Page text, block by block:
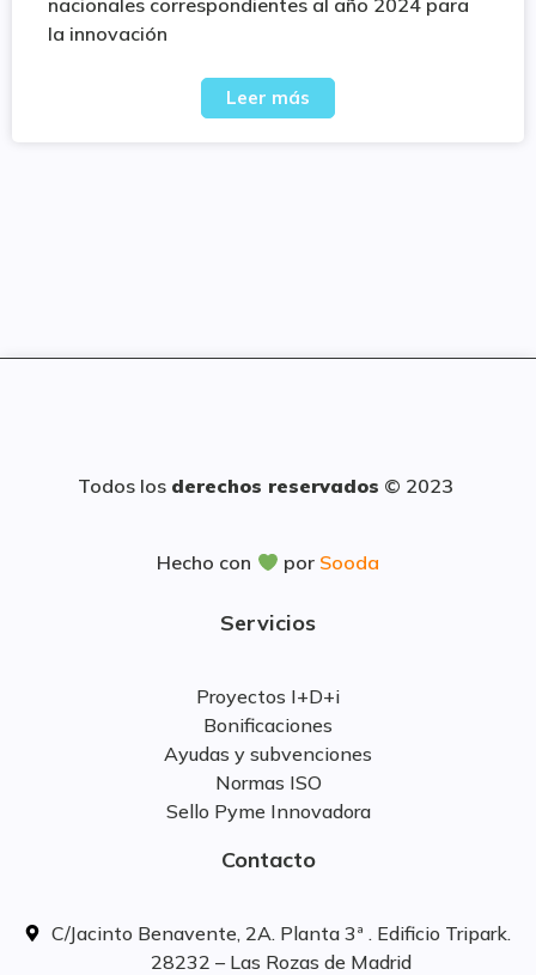
nacionales correspondientes al año 2024 para
la innovación
Leer más
Todos los derechos reservados © 2023
Hecho con por Sooda
Servicios
Proyectos I+D+i
Bonificaciones
Ayudas y subvenciones
Normas ISO
Sello Pyme Innovadora
Contacto
C/Jacinto Benavente, 2A. Planta 3ª . Edificio Tripark.
28232 – Las Rozas de Madrid